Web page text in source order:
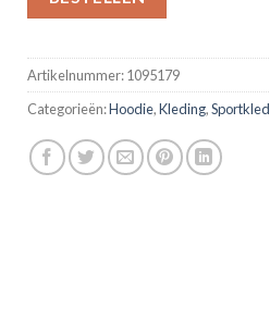
Artikelnummer:1095179
Categorieën:Hoodie,Kleding,